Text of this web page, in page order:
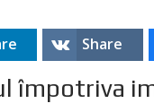
Share
împotriva